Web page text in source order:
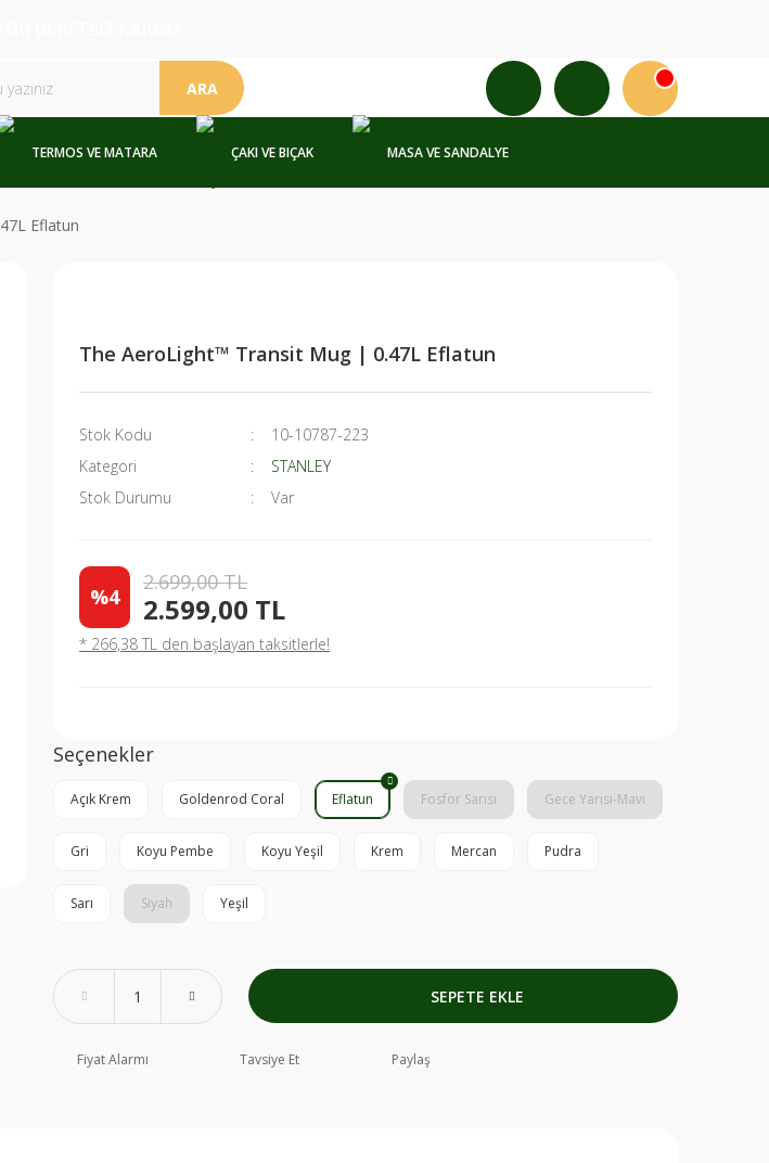
ARA
TERMOS VE MATARA ÇAKI VE BIÇAK MASA VE SANDALYE
Eflatun
The AeroLight™ Transit Mug | 0.47L Eflatun
Stok Kodu
10-10787-223
Kategori
STANLEY
Stok Durumu
Var
%4
2.699,00 TL
2.599,00 TL
* 266,38 TL den başlayan taksitlerle!
Seçenekler
Açık Krem Goldenrod Coral Eflatun Fosfor Sarısı Gece Yarısı-Mavi
Gri Koyu Pembe Koyu Yeşil Krem Mercan Pudra
Sarı Siyah Yeşil
SEPETE EKLE
Fiyat Alarmı Tavsiye Et Paylaş